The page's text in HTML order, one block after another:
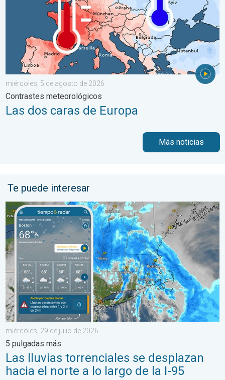
miércoles, 5 de agosto de 2026
Contrastes meteorológicos
Las dos caras de Europa
Más noticias
Te puede interesar
Las lluvias torrenciales se desplazan hacia el norte a lo
miércoles, 29 de julio de 2026
5 pulgadas más
Las lluvias torrenciales se desplazan
hacia el norte a lo largo de la I-95